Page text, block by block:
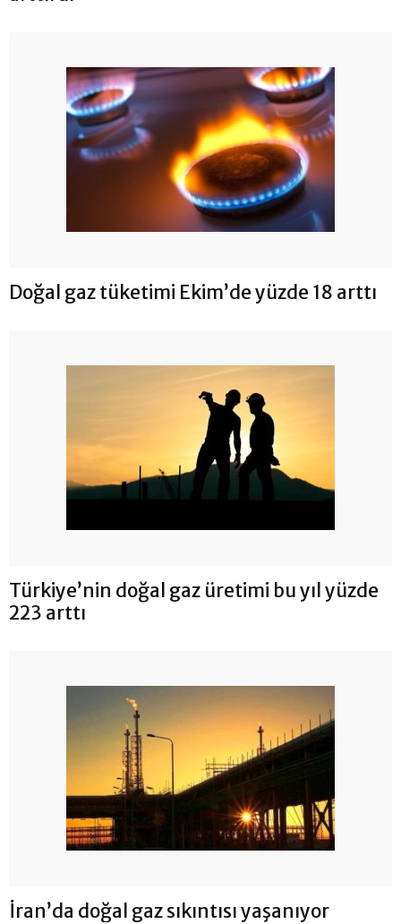
Doğal gaz tüketimi Ekim’de yüzde 18 arttı
Türkiye’nin doğal gaz üretimi bu yıl yüzde
223 arttı
İran’da doğal gaz sıkıntısı yaşanıyor